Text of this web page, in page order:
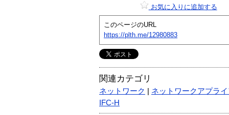
お気に入りに追加する
このページのURL
https://plth.me/12980883
関連カテゴリ
ネットワーク
ネットワークアプラ
IFC-H